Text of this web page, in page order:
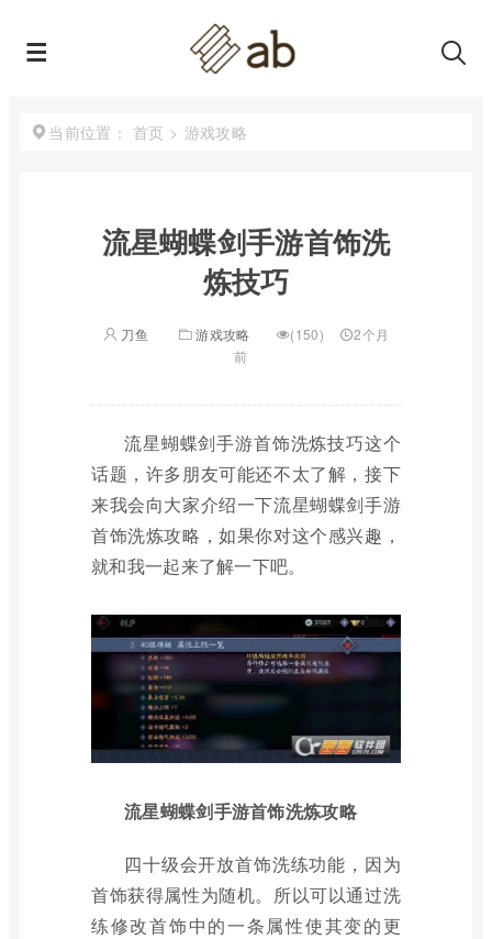
当前位置： 首页 > 游戏攻略
流星蝴蝶剑手游首饰洗
炼技巧
刀鱼 游戏攻略 (150)
2个月
前
流星蝴蝶剑手游首饰洗炼技巧这个
话题，许多朋友可能还不太了解，接下
来我会向大家介绍一下流星蝴蝶剑手游
首饰洗炼攻略，如果你对这个感兴趣，
就和我一起来了解一下吧。
流星蝴蝶剑手游首饰洗炼攻略
四十级会开放首饰洗练功能，因为
首饰获得属性为随机。所以可以通过洗
练修改首饰中的一条属性使其变的更